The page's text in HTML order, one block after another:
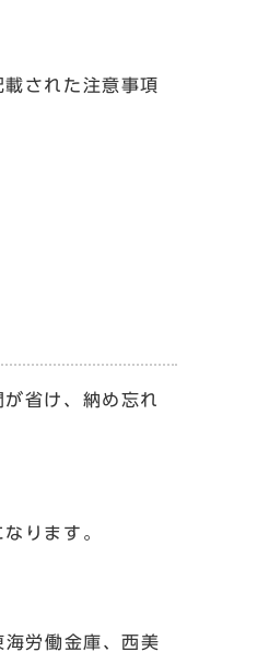
された注意事項
省け、納め忘れ
ります。
労働金庫、西美